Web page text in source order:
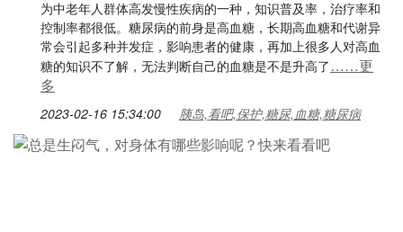
为中老年人群体高发慢性疾病的一种，知识普及率，治疗率和
控制率都很低。糖尿病的前身是高血糖，长期高血糖和代谢异
常会引起多种并发症，影响患者的健康，再加上很多人对高血
糖的知识不了解，无法判断自己的血糖是不是升高了……更
多
2023-02-16 15:34:00 胰岛,看吧,保护,糖尿,血糖,糖尿病